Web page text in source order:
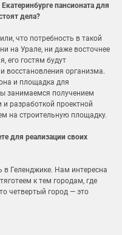
пансионата для
дела?
что потребность в такой
на Урале, ни даже восточнее
его гостям будут
восстановления организма.
и площадка для
занимаемся получением
разработкой проектной
на строительную площадку.
для реализации своих
Геленджике. Нам интересна
к тем городам, где
четвертый город — это